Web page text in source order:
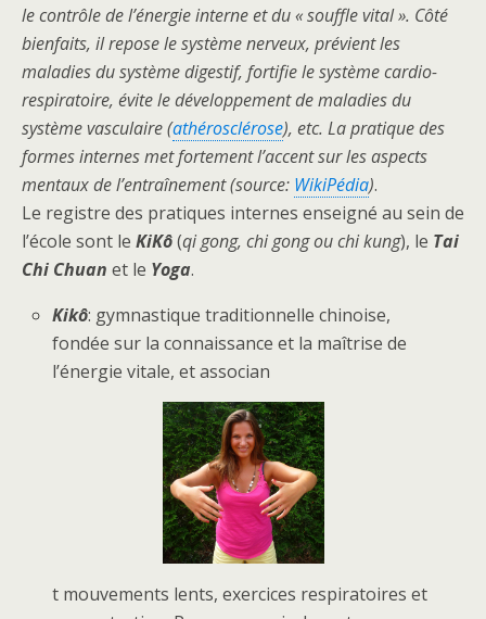
le contrôle de l’énergie interne et du « souffle vital ». Côté
bienfaits, il repose le système nerveux, prévient les
maladies du système digestif, fortifie le système cardio-
respiratoire, évite le développement de maladies du
système vasculaire (athérosclérose), etc. La pratique des
formes internes met fortement l’accent sur les aspects
mentaux de l’entraînement (source: WikiPédia).
Le registre des pratiques internes enseigné au sein de
l’école sont le KiKô(qi gong, chi gong ou chi kung), le Tai
Chi Chuan et le Yoga.
Kikô: gymnastique traditionnelle chinoise,
fondée sur la connaissance et la maîtrise de
l’énergie vitale, et associan
t mouvements lents, exercices respiratoires et